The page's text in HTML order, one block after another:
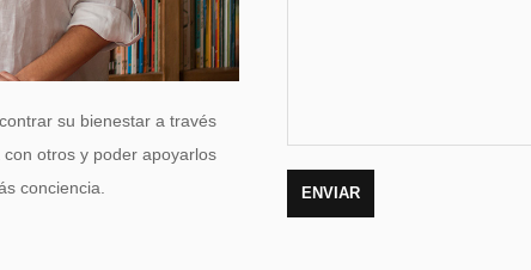
su bienestar a través
otros y poder apoyarlos
conciencia.